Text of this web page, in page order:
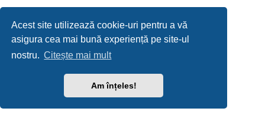
Acest site utilizează cookie-uri pentru a vă
asigura cea mai bună experiență pe site-ul
nostru. Citește mai mult
Am înțeles!